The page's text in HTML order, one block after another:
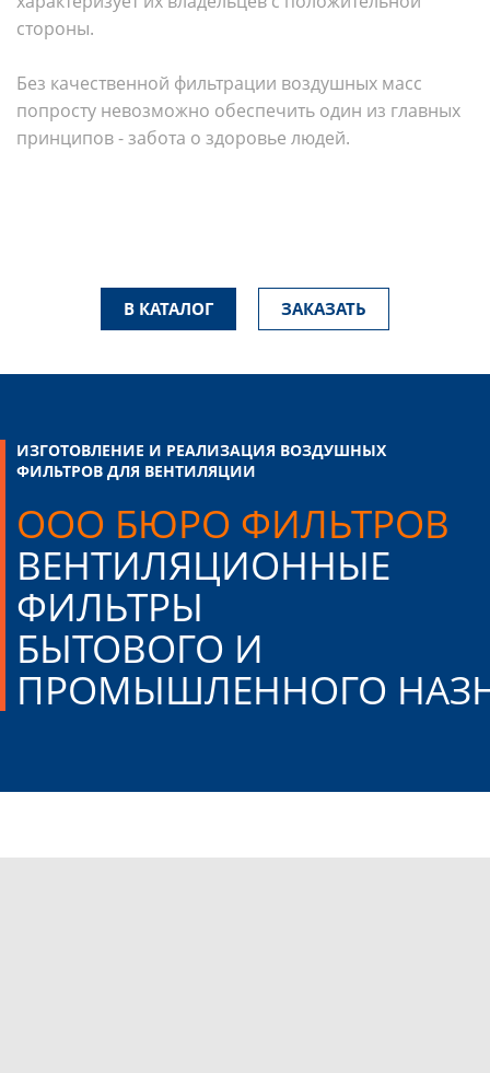
стороны.
Без качественной фильтрации воздушных масс
попросту невозможно обеспечить один из главных
принципов - забота о здоровье людей.
В КАТАЛОГ ЗАКАЗАТЬ
ИЗГОТОВЛЕНИЕ И РЕАЛИЗАЦИЯ ВОЗДУШНЫХ
ФИЛЬТРОВ ДЛЯ ВЕНТИЛЯЦИИ
ООО БЮРО ФИЛЬТРОВ
ВЕНТИЛЯЦИОННЫЕ
ФИЛЬТРЫ
БЫТОВОГО И
ПРОМЫШЛЕННОГО